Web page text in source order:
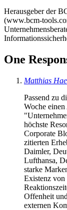
Herausgeber der
(www.bcm-
One
Matthias
Passend zu
Woche
höchste
Corporate
zitierten
Daimler,
Lufthansa,
starke
Existenz von
Offenheit
externen